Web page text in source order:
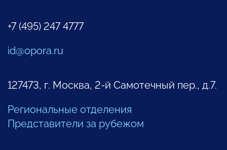
+7 (495) 247 4777
id@opora.ru
127473, г. Москва, 2-й Самотечный пер., д.7.
Региональные отделения
Представители за рубежом